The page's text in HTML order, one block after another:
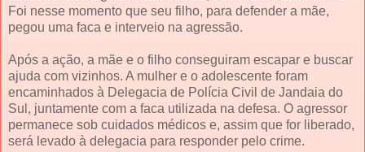
Foi nesse momento que seu filho, para defender a mãe,
pegou uma faca e interveio na agressão.
Após a ação, a mãe e o filho conseguiram escapar e buscar
ajuda com vizinhos. A mulher e o adolescente foram
encaminhados à Delegacia de Polícia Civil de Jandaia do
Sul, juntamente com a faca utilizada na defesa. O agressor
permanece sob cuidados médicos e, assim que for liberado,
será levado à delegacia para responder pelo crime.